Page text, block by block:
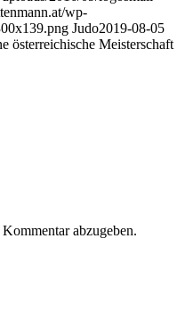
wp-
Judo2019-08-05
österreichische Meisterschaft
abzugeben.